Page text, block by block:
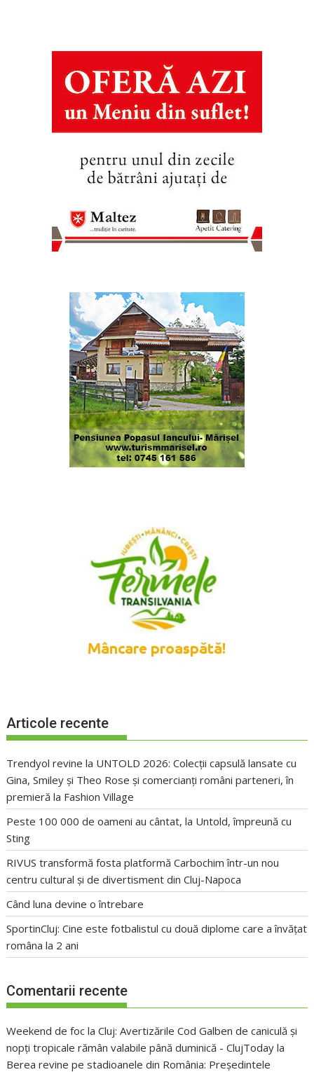
Articole recente
Trendyol revine la UNTOLD 2026: Colecții capsulă lansate cu
Gina, Smiley și Theo Rose și comercianți români parteneri, în
premieră la Fashion Village
Peste 100 000 de oameni au cântat, la Untold, împreună cu
Sting
RIVUS transformă fosta platformă Carbochim într-un nou
centru cultural și de divertisment din Cluj-Napoca
Când luna devine o întrebare
SportinCluj: Cine este fotbalistul cu două diplome care a învățat
româna la 2 ani
Comentarii recente
Weekend de foc la Cluj: Avertizările Cod Galben de caniculă și
nopți tropicale rămân valabile până duminică - ClujToday la
Berea revine pe stadioanele din România: Președintele